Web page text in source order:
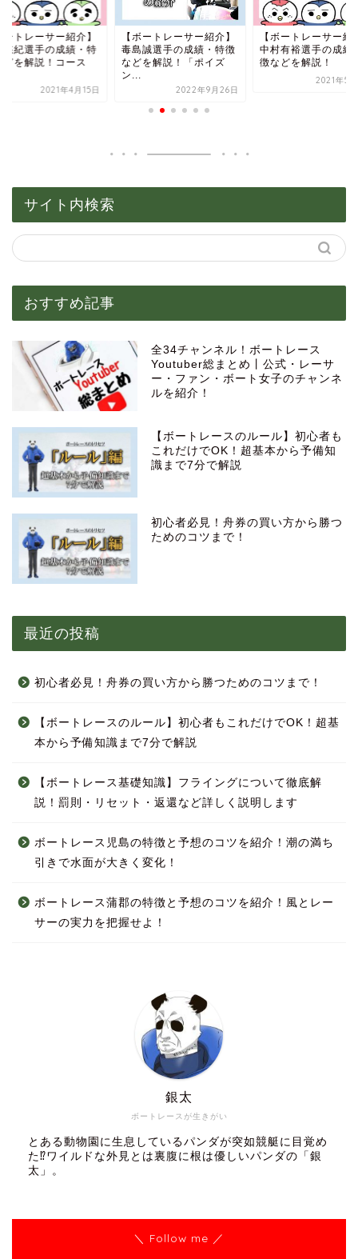
ートレーサー紹介】
悠紀選手の成績・特
どを解説！コース
2021年4月15日
【ボートレーサー紹介】
毒島誠選手の成績・特徴
などを解説！「ポイズ
ン...
2022年9月26日
【ボートレーサー紹
中村有裕選手の成績
徴などを解説！
2021年5
サイト内検索
おすすめ記事
全34チャンネル！ボートレース
Youtuber総まとめ丨公式・レーサ
ー・ファン・ボート女子のチャンネ
ルを紹介！
【ボートレースのルール】初心者も
これだけでOK！超基本から予備知
識まで7分で解説
初心者必見！舟券の買い方から勝つ
ためのコツまで！
最近の投稿
初心者必見！舟券の買い方から勝つためのコツまで！
【ボートレースのルール】初心者もこれだけでOK！超基
本から予備知識まで7分で解説
【ボートレース基礎知識】フライングについて徹底解
説！罰則・リセット・返還など詳しく説明します
ボートレース児島の特徴と予想のコツを紹介！潮の満ち
引きで水面が大きく変化！
ボートレース蒲郡の特徴と予想のコツを紹介！風とレー
サーの実力を把握せよ！
ボートレースが生きがい
銀太
とある動物園に生息しているパンダが突如競艇に目覚め
た⁉ワイルドな外見とは裏腹に根は優しいパンダの「銀
太」。
＼ Follow me ／